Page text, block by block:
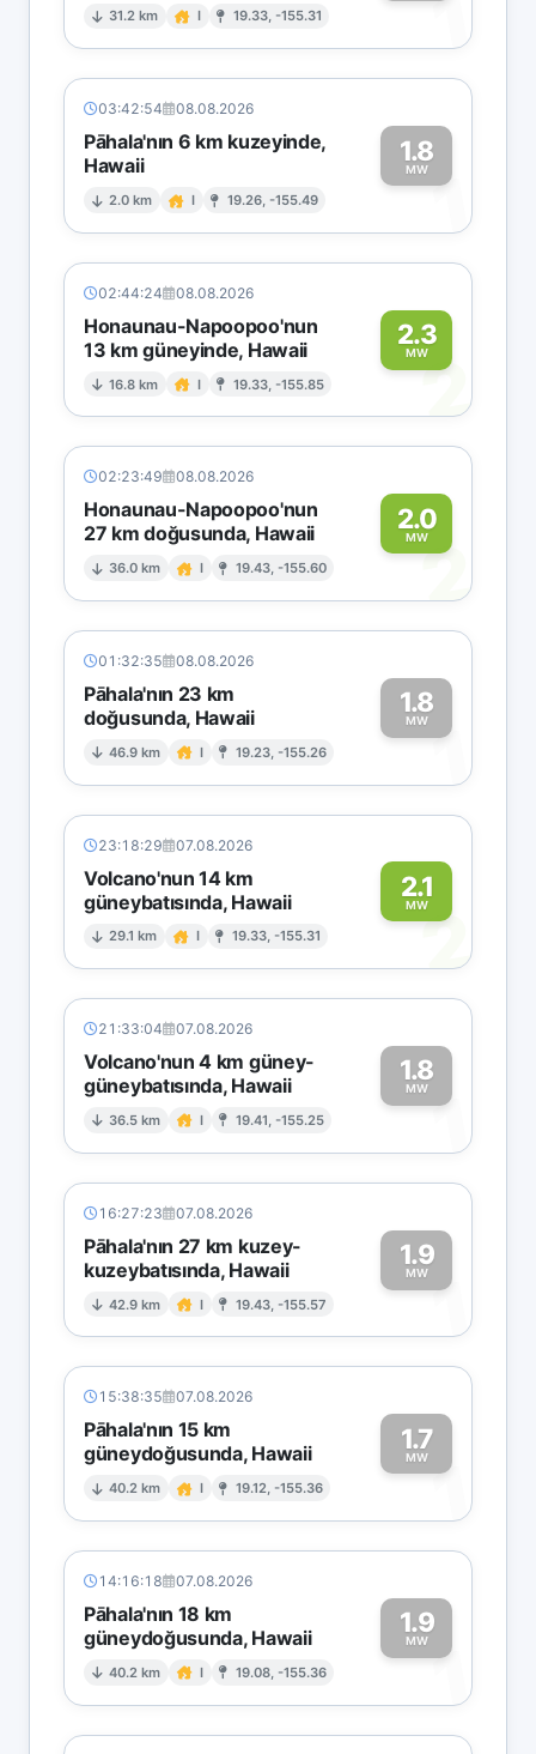
31.2 km I 19.33, -155.31 1
03:42:54 08.08.2026
Pāhala'nın 6 km kuzeyinde,
Hawaii
2.0 km I 19.26, -155.49
1.8
MW1
02:44:24 08.08.2026
Honaunau-Napoopoo'nun
13 km güneyinde, Hawaii
16.8 km I 19.33, -155.85
2.3
MW2
02:23:49 08.08.2026
Honaunau-Napoopoo'nun
27 km doğusunda, Hawaii
36.0 km I 19.43, -155.60
2.0
MW2
01:32:35 08.08.2026
Pāhala'nın 23 km
doğusunda, Hawaii
46.9 km I 19.23, -155.26
1.8
MW1
23:18:29 07.08.2026
Volcano'nun 14 km
güneybatısında, Hawaii
29.1 km I 19.33, -155.31
2.1
MW2
21:33:04 07.08.2026
Volcano'nun 4 km güney-
güneybatısında, Hawaii
36.5 km I 19.41, -155.25
1.8
MW1
16:27:23 07.08.2026
Pāhala'nın 27 km kuzey-
kuzeybatısında, Hawaii
42.9 km I 19.43, -155.57
1.9
MW1
15:38:35 07.08.2026
Pāhala'nın 15 km
güneydoğusunda, Hawaii
40.2 km I 19.12, -155.36
1.7
MW1
14:16:18 07.08.2026
Pāhala'nın 18 km
güneydoğusunda, Hawaii
40.2 km I 19.08, -155.36
1.9
MW1